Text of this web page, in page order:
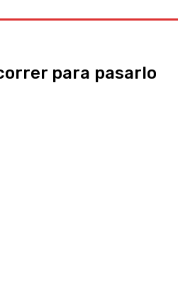
para pasarlo